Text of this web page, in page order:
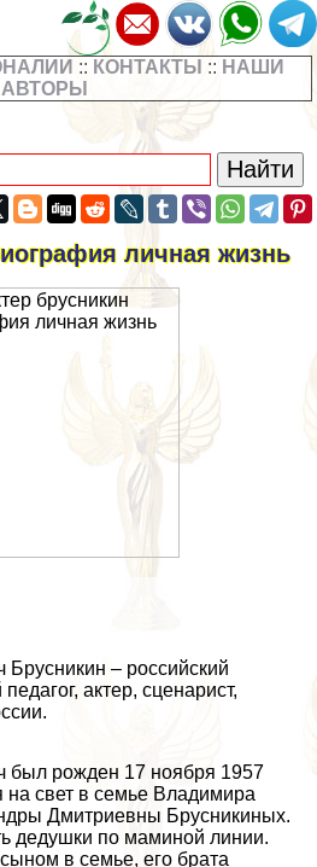
:: КОНТАКТЫ :: НАШИ
АВТОРЫ
личная жизнь
– российский
актер, сценарист,
был рожден 17 ноября 1957
на свет в семье Владимира
Дмитриевны Брусникиных.
дедушки по маминой линии.
в семье, его брата